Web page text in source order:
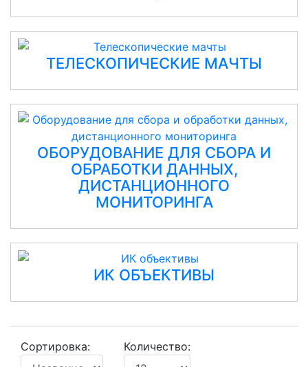
ТЕЛЕСКОПИЧЕСКИЕ МАЧТЫ
ОБОРУДОВАНИЕ ДЛЯ СБОРА И
ОБРАБОТКИ ДАННЫХ,
ДИСТАНЦИОННОГО
МОНИТОРИНГА
ИК ОБЪЕКТИВЫ
Сортировка: Количество: